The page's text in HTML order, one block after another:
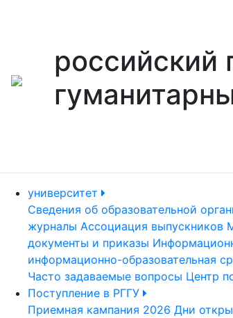
российский
университет
Сведения об образовательной
журналы Ассоциация выпускников
документы и приказы
информационно-образовательная
Часто задаваемые вопросы Центр
Поступление в РГГУ
Приемная кампания 2026 Дни